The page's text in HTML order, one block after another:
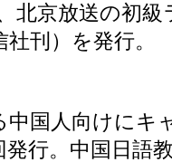
北京放送の初
刊）を発行。
中国人向けにキ
行。中国日語